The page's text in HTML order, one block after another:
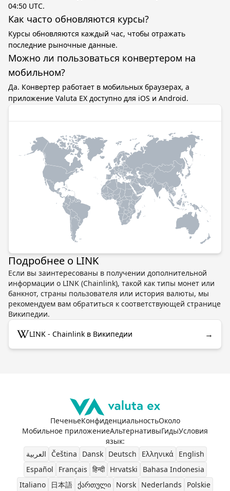
04:50 UTC.
Как часто обновляются курсы?
Курсы обновляются каждый час, чтобы отражать
последние рыночные данные.
Можно ли пользоваться конвертером на
мобильном?
Да. Конвертер работает в мобильных браузерах, а
приложение Valuta EX доступно для iOS и Android.
Подробнее о LINK
Если вы заинтересованы в получении дополнительной
информации о LINK (Chainlink), такой как типы монет или
банкнот, страны пользователя или история валюты, мы
рекомендуем вам обратиться к соответствующей странице
Википедии.
LINK - Chainlink в Википедии →
ПеченьеКонфиденциальностьОколо
Мобильное приложениеАльтернативыГидыУсловия
язык:
العربية
Čeština Dansk Deutsch Ελληνικά
English
Español
Français हिन्दी Hrvatski
Bahasa Indonesia
Italiano
日本語 ქართული Norsk Nederlands Polskie